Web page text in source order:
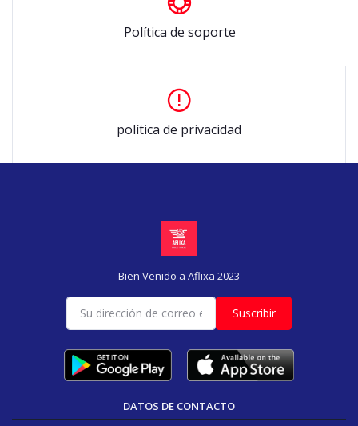
Política de soporte
política de privacidad
Bien Venido a Aflixa 2023
Suscribir
DATOS DE CONTACTO